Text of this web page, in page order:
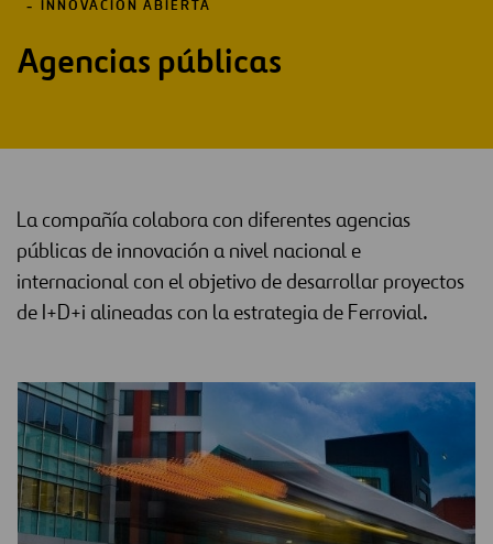
INNOVACIÓN ABIERTA
Agencias públicas
La compañía colabora con diferentes agencias
públicas de innovación a nivel nacional e
internacional con el objetivo de desarrollar proyectos
de I+D+i alineadas con la estrategia de Ferrovial.